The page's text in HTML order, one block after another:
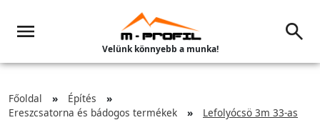
Velünk könnyebb a munka!
Főoldal
Építés
Ereszcsatorna és bádogos termékek
Lefolyócsö 3m 33-as